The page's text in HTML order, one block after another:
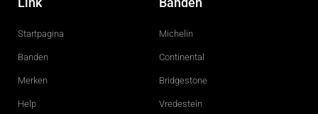
e
o
g
r
Startpagina
Banden
Merken
Help
Michelin
Continental
Bridgestone
Vredestein